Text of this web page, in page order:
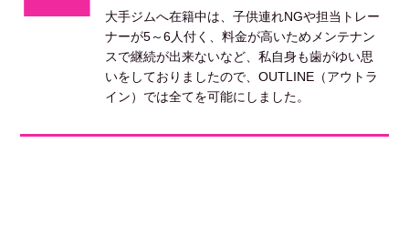
大手ジムへ在籍中は、子供連れNGや担当トレー
ナーが5～6人付く、料金が高いためメンテナン
スで継続が出来ないなど、私自身も歯がゆい思
いをしておりましたので、OUTLINE（アウトラ
イン）では全てを可能にしました。